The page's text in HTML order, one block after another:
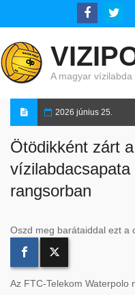
A magyar
2026 június 25.
Ötödikként zárt
vízilabdacsapata
rangsorban
Oszd meg barátaiddal ezt a
Az FTC-Telekom Waterpolo